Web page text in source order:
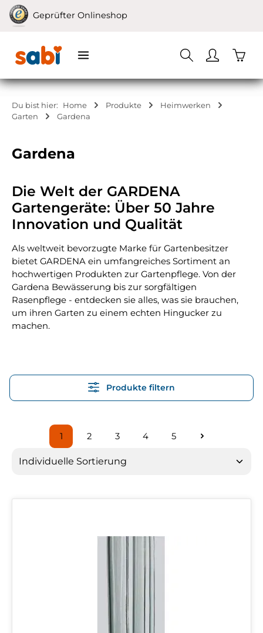
Zum Hauptinhalt springen
Geprüfter Onlineshop
Du bist hier: Home Produkte
Heimwerken
Garten
Gardena
Gardena
Die Welt der GARDENA
Gartengeräte: Über 50 Jahre
Innovation und Qualität
Als weltweit bevorzugte Marke für Gartenbesitzer
bietet GARDENA ein umfangreiches Sortiment an
hochwertigen Produkten zur Gartenpflege. Von der
Gardena Bewässerung bis zur sorgfältigen
Rasenpflege - entdecken sie alles, was sie brauchen,
um ihren Garten zu einem echten Hingucker zu
machen.
Produkte filtern
Seite
1
Seite
2
Seite
3
Seite
4
Seite
5